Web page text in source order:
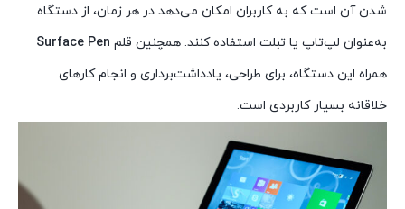
شدن آن است که به کاربران امکان می‌دهد در هر زمان، از دستگاه
به‌عنوان لپ‌تاپ یا تبلت استفاده کنند. همچنین قلم Surface Pen
همراه این دستگاه، برای طراحی، یادداشت‌برداری و انجام کارهای
خلاقانه بسیار کاربردی است.